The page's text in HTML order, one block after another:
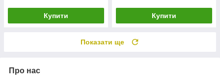
Купити Купити
Показати ще
Про нас